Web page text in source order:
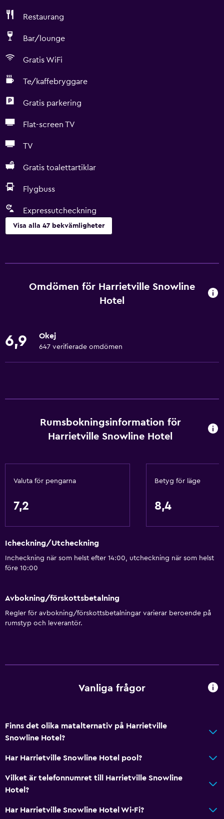
Restaurang
Bar/lounge
Gratis WiFi
Te/kaffebryggare
Gratis parkering
Flat-screen TV
TV
Gratis toalettartiklar
Flygbuss
Expressutcheckning
Visa alla 47 bekvämligheter
Gratis WiFi
Brandvarnare
Värme
Elektrisk vattenkokare
Vattenkokare
Kylskåp
Saker att göra
Vandring
Bordtennis
Biljardbord
Cykling
Dusch
Parkering och transport
Flygbuss
Gratis parkering
Omdömen för Harrietville Snowline
Hotel
6,9 Okej
647 verifierade omdömen
Rumsbokningsinformation för
Harrietville Snowline Hotel
Valuta för pengarna
7,2
Betyg för läge
8,4
Icheckning/Utcheckning
Incheckning när som helst efter 14:00, utcheckning när som helst
före 10:00
Avbokning/förskottsbetalning
Regler för avbokning/förskottsbetalningar varierar beroende på
rumstyp och leverantör.
Vanliga frågor
Finns det olika matalternativ på Harrietville
Snowline Hotel?
Har Harrietville Snowline Hotel pool?
Vilket är telefonnumret till Harrietville Snowline
Hotel?
Har Harrietville Snowline Hotel Wi-Fi?